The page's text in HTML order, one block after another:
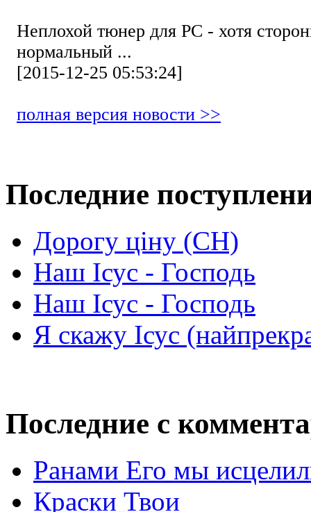
Неплохой тюнер для РС - хотя
нормальный ...
[2015-12-25 05:53:24]
полная версия новости >>
Последние
Дорогу ціну (СН)
Наш Ісус - Господь
Наш Ісус - Господь
Я скажу Ісус
Последние с
Ранами Его мы
Краски Твои